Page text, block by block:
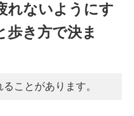
れないようにす
歩き方で決ま
ことがあります。